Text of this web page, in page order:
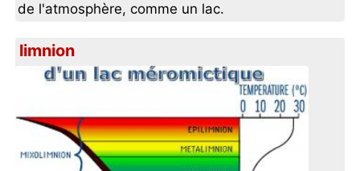
de l'atmosphère, comme un lac.
limnion